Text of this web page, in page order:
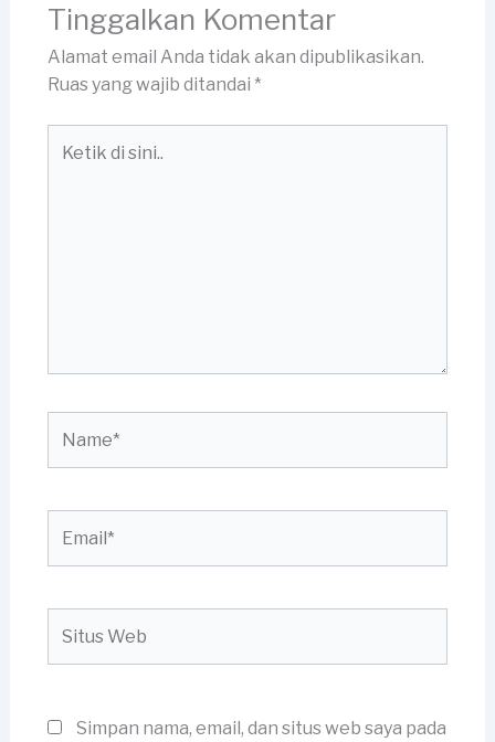
Tinggalkan Komentar
Alamat email Anda tidak akan dipublikasikan.
Ruas yang wajib ditandai *
Web
Simpan nama, email, dan situs web saya pada